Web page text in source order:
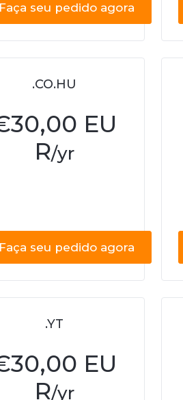
seu pedido agora
.CO.HU
30,00 EU
R/yr
seu pedido agora
.YT
30,00 EU
R/yr